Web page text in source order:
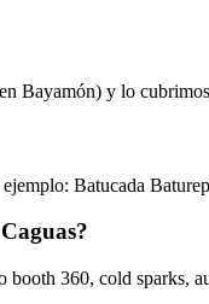
Bayamón) y lo
Batucada
360, cold sparks,